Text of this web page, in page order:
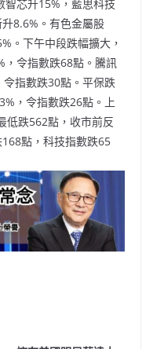
智芯升15%，藍思科技
8.6%。有色金屬股
。下午中段跌幅擴大，
，令指數跌68點。騰訊
指數跌30點。平保跌
，令指數跌26點。上
低跌562點，收市前反
點，科技指數跌65